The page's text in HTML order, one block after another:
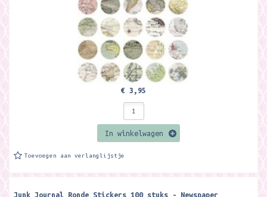
€ 3,95
In winkelwagen
Toevoegen aan verlanglijstje
Junk Journal Ronde Stickers 100 stuks - Newspaper